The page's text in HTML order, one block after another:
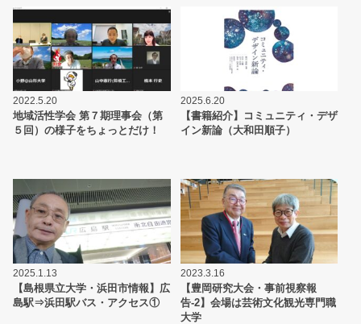
2022.5.20
地域活性学会 第７期理事会（第
５回）の様子をちょっとだけ！
2025.6.20
【書籍紹介】コミュニティ・デザ
イン新論（大和田順子）
2025.1.13
【島根県立大学・浜田市情報】広
島駅⇒浜田駅バス・アクセス①
2023.3.16
【豊岡研究大会・事前視察報
告-2】会場は芸術文化観光専門職
大学